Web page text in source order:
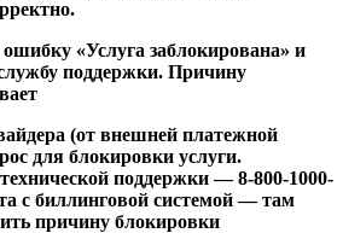
«Услуга заблокирована» и
поддержки. Причину
(от внешней платежной
для блокировки услуги.
поддержки — 8-800-1000-
с биллинговой системой — там
причину блокировки